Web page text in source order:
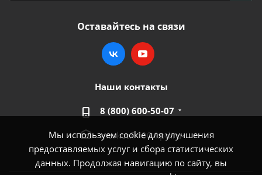
Мы используем cookie для улучшения
предоставляемых услуг и сбора статистических
данных. Продолжая навигацию по сайту, вы
Оставайтесь на связи
Наши контакты
8 (800) 600-50-07
market@100-kpd.ru